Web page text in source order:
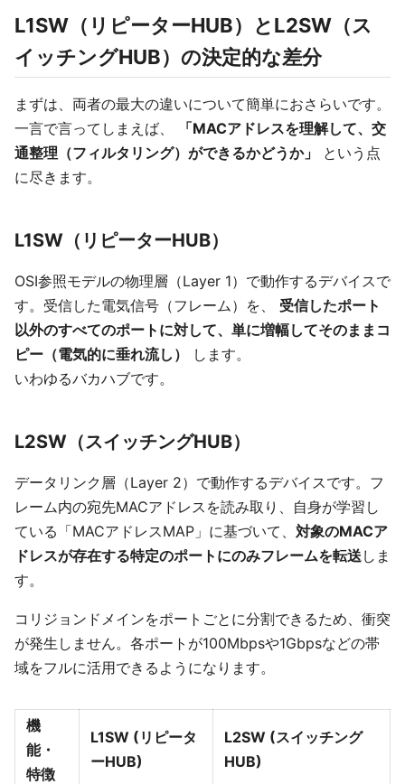
L1SW（リピーターHUB）とL2SW（ス
イッチングHUB）の決定的な差分
まずは、両者の最大の違いについて簡単におさらいです。
一言で言ってしまえば、
「MACアドレスを理解して、交
通整理（フィルタリング）ができるかどうか」
という点
に尽きます。
L1SW（リピーターHUB）
OSI参照モデルの物理層（Layer 1）で動作するデバイスで
す。受信した電気信号（フレーム）を、 受信したポート
以外のすべてのポートに対して、単に増幅してそのままコ
ピー（電気的に垂れ流し）
します。
いわゆるバカハブです。
L2SW（スイッチングHUB）
データリンク層（Layer 2）で動作するデバイスです。フ
レーム内の宛先MACアドレスを読み取り、自身が学習し
ている「MACアドレスMAP」に基づいて、 対象のMACア
ドレスが存在する特定のポートにのみフレームを転送しま
す。
コリジョンドメインをポートごとに分割できるため、衝突
が発生しません。各ポートが100Mbpsや1Gbpsなどの帯
域をフルに活用できるようになります。
機
能・
特徴
L1SW (リピータ
ーHUB)
L2SW (スイッチング
HUB)